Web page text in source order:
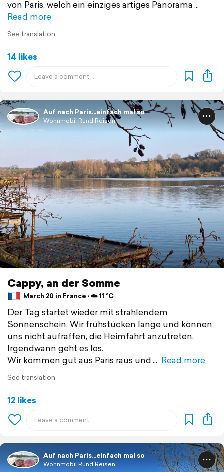
von Paris, welch ein einziges artiges Panorama
Read more
See translation
14 likes
Auf nach Paris…einfach mal so
Wohnmobil Rund Reisen
Cappy, an der Somme
March 20 in France ⋅ ☁️ 11 °C
Der Tag startet wieder mit strahlendem
Sonnenschein. Wir frühstücken lange und können
uns nicht aufraffen, die Heimfahrt anzutreten.
Irgendwann geht es los.
Wir kommen gut aus Paris raus und
Read more
See translation
12 likes
Auf nach Paris…einfach mal so
Wohnmobil Rund Reisen